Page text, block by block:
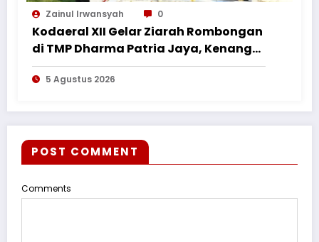
Zainul Irwansyah 0
Kodaeral XII Gelar Ziarah Rombongan
di TMP Dharma Patria Jaya, Kenang
Jasa Pahlawan dalam Peringatan
HUT ke-1
5 Agustus 2026
POST COMMENT
Comments